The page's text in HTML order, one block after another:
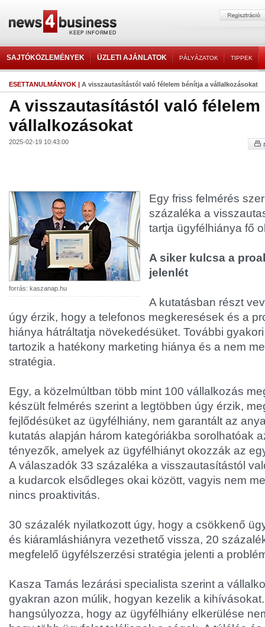
SAJTÓKÖZLEMÉNYEK ÜZLETI AJÁNLATOK PÁLYÁZATOK TIPPEK
ESETTANULMÁNYOK | A visszautasítástól való félelem bénítja a vállalkozásokat
A visszautasítástól való félelem
vállalkozásokat
2025-02-19 10:43:00
forrás: kaszanap.hu
Egy friss felmérés
százaléka a
tartja ügyfélhiánya fő
A siker kulcsa a
jelenlét
A kutatásban részt
úgy érzik, hogy a telefonos megkeresések és a
hiánya hátráltatja növekedésüket. További
tartozik a hatékony marketing hiánya és a nem
stratégia.
Egy, a közelmúltban több mint 100 vállalkozás
készült felmérés szerint a legtöbben úgy érzik,
fejlődésüket az ügyfélhiány, nem garantált az
kutatás alapján három kategóriákba sorolhatóak
tényezők, amelyek az ügyfélhiányt okozzák az
A válaszadók 33 százaléka a visszautasítástól
a kudarcok elsődleges okai között, vagyis nem
nincs proaktivitás.
30 százalék nyilatkozott úgy, hogy a csökkenő
és kiáramláshiányra vezethető vissza, 20
megfelelő ügyfélszerzési stratégia jelenti a
Kasza Tamás lezárási specialista szerint a
gyakran azon múlik, hogyan kezelik a
hangsúlyozza, hogy az ügyfélhiány elkerülése